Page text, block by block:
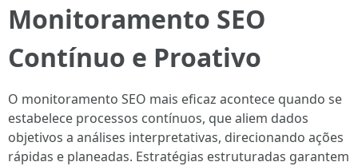
Monitoramento SEO
Contínuo e Proativo
O monitoramento SEO mais eficaz acontece quando se
estabelece processos contínuos, que aliem dados
objetivos a análises interpretativas, direcionando ações
rápidas e planeadas. Estratégias estruturadas garantem